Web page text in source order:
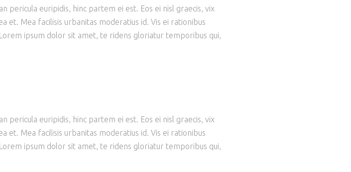
pericula euripidis, hinc partem ei est. Eos ei nisl graecis, vix
et. Mea facilisis urbanitas moderatius id. Vis ei rationibus
ipsum dolor sit amet, te ridens gloriatur temporibus qui,
pericula euripidis, hinc partem ei est. Eos ei nisl graecis, vix
et. Mea facilisis urbanitas moderatius id. Vis ei rationibus
ipsum dolor sit amet, te ridens gloriatur temporibus qui,